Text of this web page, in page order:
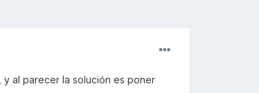
y al parecer la solución es poner